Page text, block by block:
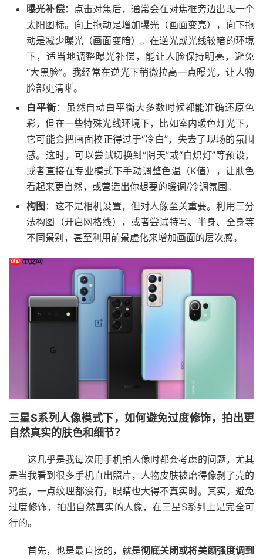
曝光补偿：点击对焦后，通常会在对焦框旁边出现一个
太阳图标。向上拖动是增加曝光（画面变亮），向下拖
动是减少曝光（画面变暗）。在逆光或光线较暗的环境
下，适当地调整曝光补偿，能让人脸保持明亮，避免
“大黑脸”。我经常在逆光下稍微拉高一点曝光，让人物
脸部更清晰。
白平衡 ：虽然自动白平衡大多数时候都能准确还原色
彩，但在一些特殊光线环境下，比如室内暖色灯光下，
它可能会把画面校正得过于“冷白”，失去了现场的氛围
感。这时，可以尝试切换到“阴天”或“白炽灯”等预设，
或者直接在专业模式下手动调整色温（K值），让肤色
看起来更自然，或营造出你想要的暖调/冷调氛围。
构图 ：这不是相机设置，但对人像至关重要。利用三分
法构图（开启网格线），或者尝试特写、半身、全身等
不同景别，甚至利用前景虚化来增加画面的层次感。
三星S系列人像模式下，如何避免过度修饰，拍出更
自然真实的肤色和细节？
这几乎是我每次用手机拍人像时都会考虑的问题，尤其
是当我看到很多手机直出照片，人物皮肤被磨得像剥了壳的
鸡蛋，一点纹理都没有，眼睛也大得不真实时。其实，避免
过度修饰，拍出自然真实的人像，在三星S系列上是完全可
行的。
首先，也是最直接的，就是彻底关闭或将美颜强度调到